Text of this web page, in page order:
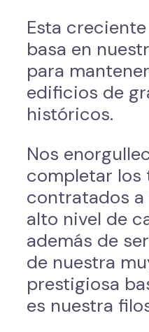
Esta
basa en
para
edificios de
históricos.
Nos
completar los
contratados
alto nivel de
además de
de nuestra
prestigiosa
es nuestra